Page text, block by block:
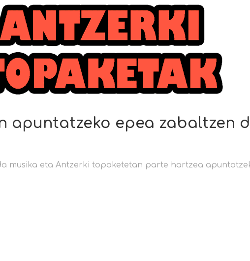
apuntatzeko epea zabaltzen
musika eta Antzerki topaketetan parte hartzea